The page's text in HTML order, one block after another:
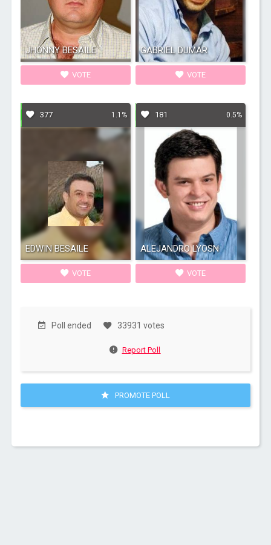
JHONNY BESAILE
VOTE
GABRIEL DUMAR
VOTE
377 1.1%
EDWIN BESAILE
VOTE
181 0.5%
ALEJANDRO LYOSN
VOTE
Poll ended 33931 votes
Report Poll
PROMOTE POLL